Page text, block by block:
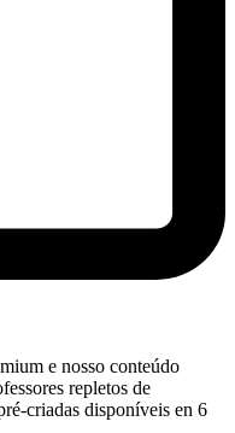
e nosso conteúdo
repletos de
criadas disponíveis en 6